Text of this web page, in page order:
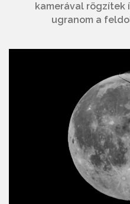
kamerával rögzítek
ugranom a